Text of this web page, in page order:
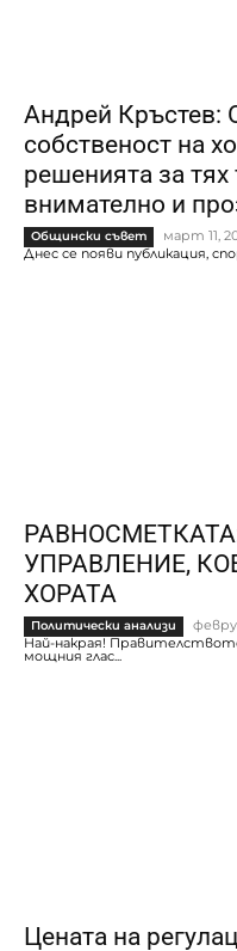
Андрей Кръстев:
собственост на
решенията за
внимателно и
Общински съвет март 11,
Днес се появи публикация,
УПРАВЛЕНИЕ,
ХОРАТА
Политически анализи
Най-накрая!
мощния глас...
Цената на